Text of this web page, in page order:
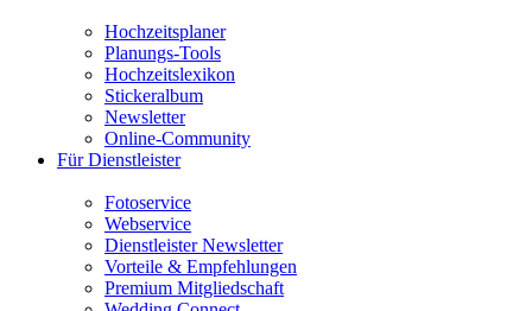
Hochzeitsplaner
Planungs-Tools
Hochzeitslexikon
Stickeralbum
Newsletter
Online-Community
Für Dienstleister
Fotoservice
Webservice
Dienstleister Newsletter
Vorteile & Empfehlungen
Premium Mitgliedschaft